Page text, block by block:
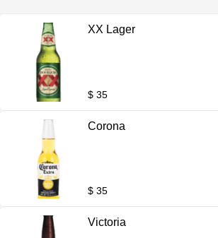
XX Lager
$ 35
Corona
$ 35
Victoria